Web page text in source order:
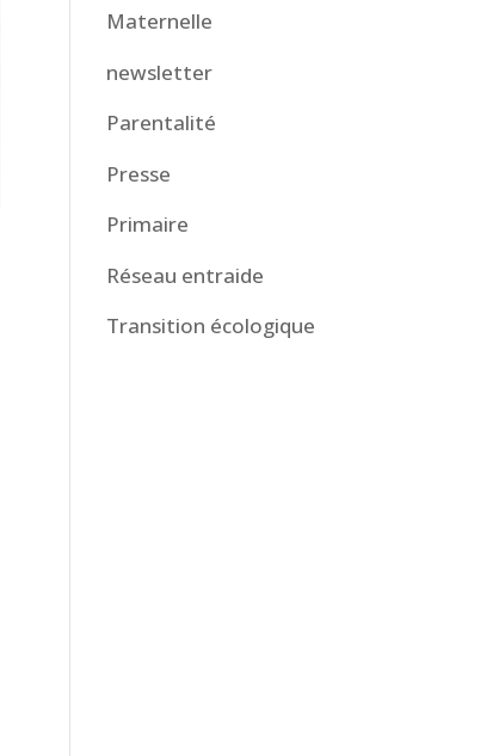
Maternelle
newsletter
Parentalité
Presse
Primaire
Réseau entraide
Transition écologique